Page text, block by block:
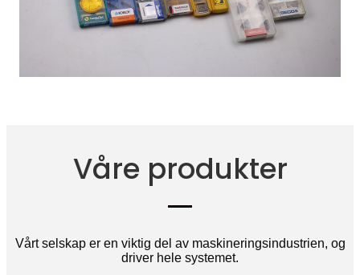
Våre produkter
Vårt selskap er en viktig del av maskineringsindustrien, og
driver hele systemet.